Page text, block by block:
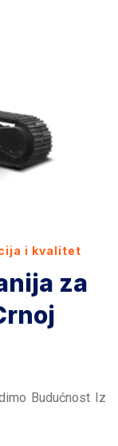
i kvalitet
za
Budućnost Iz